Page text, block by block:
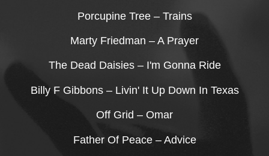
Porcupine Tree – Trains
Marty Friedman – A Prayer
The Dead Daisies – I'm Gonna Ride
Billy F Gibbons – Livin' It Up Down In Texas
Off Grid – Omar
Father Of Peace – Advice